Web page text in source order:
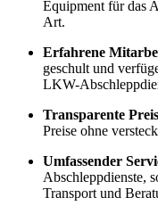
Equipment für das
Art.
Erfahrene
geschult und
LKW-
Transparente
Preise ohne
Umfassender
Abschleppdienste,
Transport und